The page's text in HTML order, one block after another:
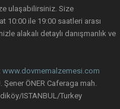
Adet/Paket
ulaşabilirsiniz. Size
10:00 ile 19:00 saatleri arası
alakalı detaylı danışmanlık ve
www.dovmemalzemesi.com
ÖNER Caferaga mah.
ISTANBUL/Turkey